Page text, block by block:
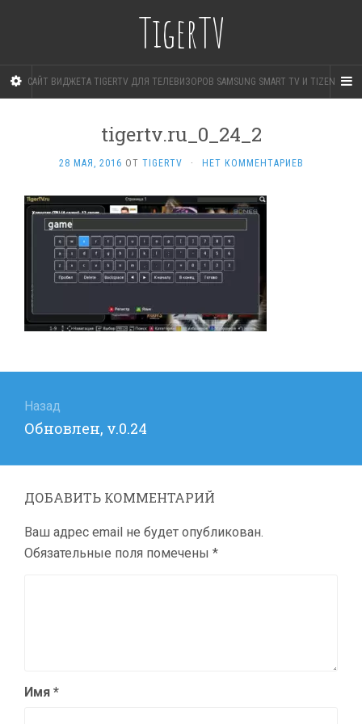
TigerTV
САЙТ ВИДЖЕТА TIGERTV ДЛЯ ТЕЛЕВИЗОРОВ SAMSUNG SMART TV И TIZEN
tigertv.ru_0_24_2
28 МАЯ, 2016 ОТ TIGERTV · НЕТ КОММЕНТАРИЕВ
по
записям
Назад
Предыдущая
Обновлен, v.0.24
ДОБАВИТЬ КОММЕНТАРИЙ
Ваш адрес email не будет опубликован.
Обязательные поля помечены *
Имя *